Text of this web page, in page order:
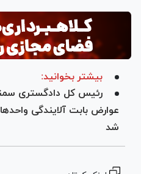
بیشتر بخوانید:
عوارض بابت آلایندگی
شد